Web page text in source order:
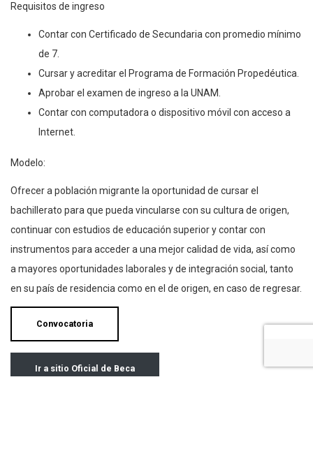
Requisitos de ingreso
Contar con Certificado de Secundaria con promedio mínimo
de 7.
Cursar y acreditar el Programa de Formación Propedéutica.
Aprobar el examen de ingreso a la UNAM.
Contar con computadora o dispositivo móvil con acceso a
Internet.
Modelo:
Ofrecer a población migrante la oportunidad de cursar el
bachillerato para que pueda vincularse con su cultura de origen,
continuar con estudios de educación superior y contar con
instrumentos para acceder a una mejor calidad de vida, así como
a mayores oportunidades laborales y de integración social, tanto
en su país de residencia como en el de origen, en caso de regresar.
Convocatoria
Ir a sitio Oficial de Beca